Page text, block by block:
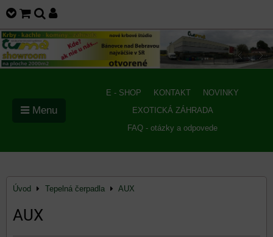
E - SHOP KONTAKT
NOVINKY
EXOTICKÁ ZÁHRADA
FAQ - otázky a odpovede
Menu
Úvod Tepelná čerpadla AUX
AUX